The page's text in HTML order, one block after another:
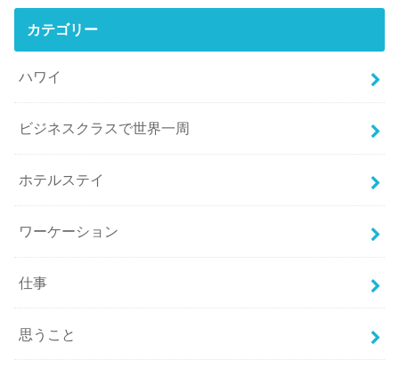
カテゴリー
ハワイ
ビジネスクラスで世界一周
ホテルステイ
ワーケーション
仕事
思うこと